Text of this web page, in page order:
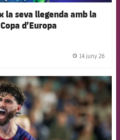
la seva llegenda amb la
d’Europa
14 juny 26
FCB Barcelona badge